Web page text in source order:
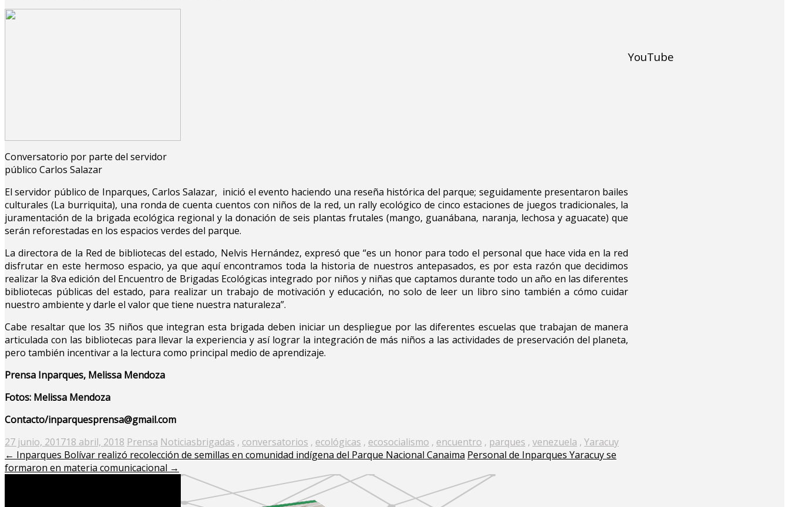
Conversatorio por parte del servidor
público Carlos Salazar
El servidor público de Inparques, Carlos Salazar, inició el evento haciendo una reseña histórica del parque; seguidamente presentaron bailes
culturales (La burriquita), una ronda de cuenta cuentos con niños de la red, un rally ecológico de cinco estaciones de juegos tradicionales, la
juramentación de la brigada ecológica regional y la donación de seis plantas frutales (mango, guanábana, naranja, lechosa y aguacate) que
serán reforestadas en los espacios verdes del parque.
La directora de la Red de bibliotecas del estado, Nelvis Hernández, expresó que “es un honor para todo el personal que hace vida en la red
disfrutar en este hermoso espacio, ya que aquí encontramos toda la historia de nuestros antepasados, es por esta razón que decidimos
realizar la 8va edición del Encuentro de Brigadas Ecológicas integrado por niños y niñas que captamos durante todo un año en las diferentes
bibliotecas públicas del estado, para realizar un trabajo de motivación y educación, no solo de leer un libro sino también a cómo cuidar
nuestro ambiente y darle el valor que tiene nuestra naturaleza”.
Cabe resaltar que los 35 niños que integran esta brigada deben iniciar un despliegue por las diferentes escuelas que trabajan de manera
articulada con las bibliotecas para llevar la experiencia y así lograr la integración de más niños a las actividades de preservación del planeta,
pero también incentivar a la lectura como principal medio de aprendizaje.
Prensa Inparques, Melissa Mendoza
Fotos: Melissa Mendoza
Contacto/inparquesprensa@gmail.com
Posted
on
27 junio, 201718 abril, 2018 Prensa Noticiasbrigadas , conversatorios , ecológicas , ecosocialismo , encuentro , parques , venezuela , Yaracuy
← Inparques Bolívar realizó recolección de semillas en comunidad indígena del Parque Nacional Canaima Personal de Inparques Yaracuy se
formaron en materia comunicacional →
YouTube